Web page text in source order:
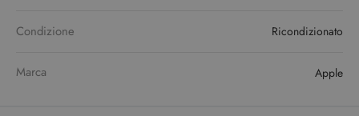
Condizione Ricondizionato
Marca Apple